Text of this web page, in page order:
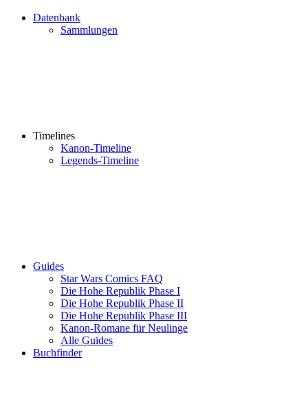
Datenbank
Sammlungen
Timelines
Kanon-Timeline
Legends-Timeline
Guides
Star Wars Comics FAQ
Die Hohe Republik Phase I
Die Hohe Republik Phase II
Die Hohe Republik Phase III
Kanon-Romane für Neulinge
Alle Guides
Buchfinder